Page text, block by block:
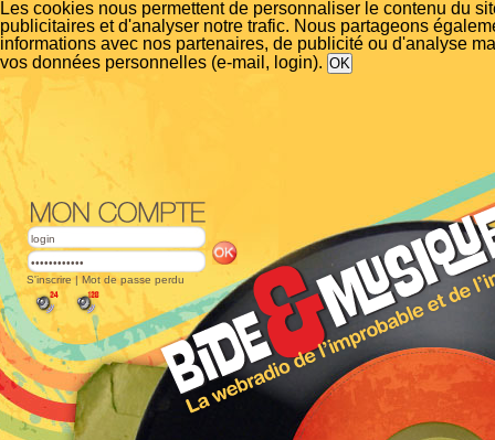
Les cookies nous permettent de personnaliser le contenu du
publicitaires et d'analyser notre trafic. Nous partageons
informations avec nos partenaires, de publicité ou d'analyse
vos données personnelles (e-mail, login).
S'inscrire | Mot de passe perdu